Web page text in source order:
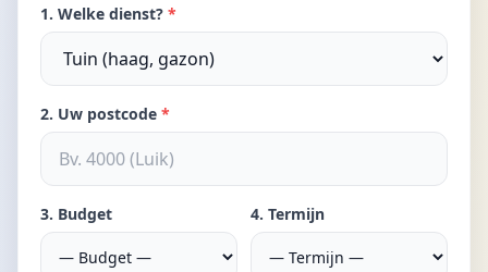
1. Welke dienst? *
2. Uw postcode *
3. Budget 4. Termijn